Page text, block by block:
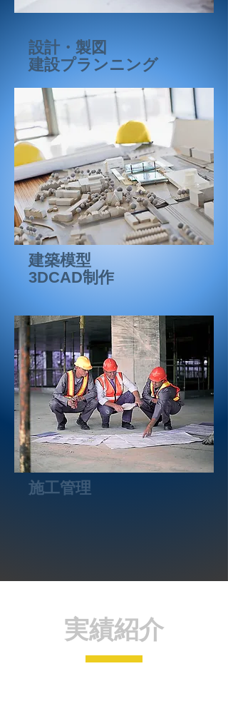
設計・​ 製図
​建設プランニング
建築模型
3DCAD制作
施工管理
実績紹介